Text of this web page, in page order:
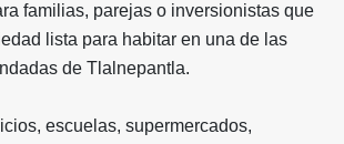
familias, parejas o inversionistas que
lista para habitar en una de las
de Tlalnepantla.
escuelas, supermercados,